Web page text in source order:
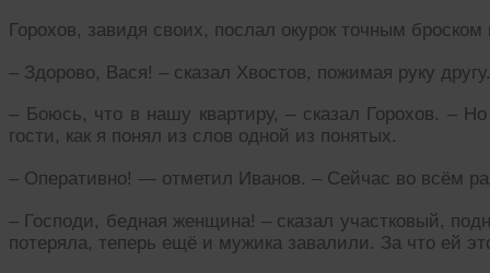
Горохов, завидя своих, послал окурок точным
– Здорово, Вася! – сказал Хвостов, пожимая руку
– Боюсь, что в нашу квартиру, – сказал Горохов. –
гости, как я понял из слов одной из понятых.
– Оперативно! — отметил Иванов. – Сейчас во всём
– Господи, бедная женщина! – сказал участковый,
потеряла, теперь ещё и мужика завалили. За что ей